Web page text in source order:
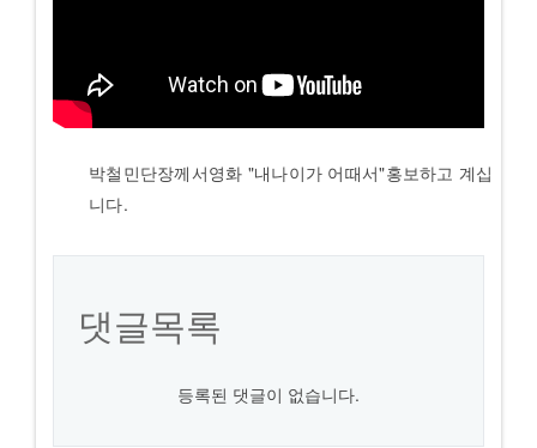
박철민단장께서영화 "내나이가 어때서"홍보하고 계십
니다.
댓글목록
등록된 댓글이 없습니다.